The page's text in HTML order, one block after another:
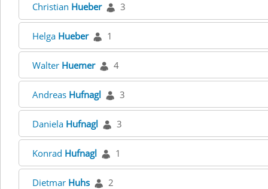
Christian Hueber 3
Helga Hueber 1
Walter Huemer 4
Andreas Hufnagl 3
Daniela Hufnagl 3
Konrad Hufnagl 1
Dietmar Huhs 2